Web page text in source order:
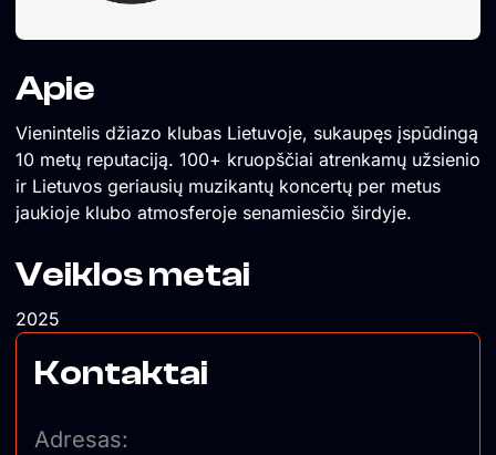
Apie
Vienintelis džiazo klubas Lietuvoje, sukaupęs įspūdingą
10 metų reputaciją. 100+ kruopščiai atrenkamų užsienio
ir Lietuvos geriausių muzikantų koncertų per metus
jaukioje klubo atmosferoje senamiesčio širdyje.
Veiklos metai
2025
Kontaktai
Adresas: